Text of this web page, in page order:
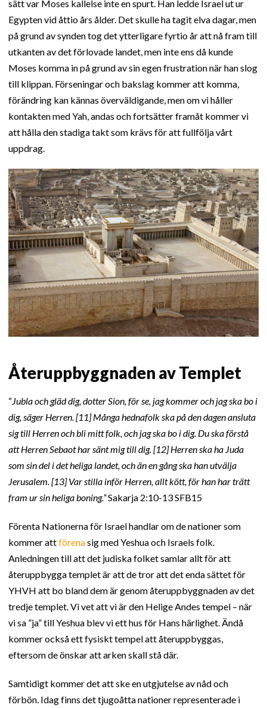
sätt var Moses kallelse inte en spurt. Han ledde Israel ut ur
Egypten vid åttio års ålder. Det skulle ha tagit elva dagar, men
på grund av synden tog det ytterligare fyrtio år att nå fram till
utkanten av det förlovade landet, men inte ens då kunde
Moses komma in på grund av sin egen frustration när han slog
till klippan. Förseningar och bakslag kommer att komma,
förändring kan kännas överväldigande, men om vi håller
kontakten med Yah, andas och fortsätter framåt kommer vi
att hålla den stadiga takt som krävs för att fullfölja vårt
uppdrag.
Återuppbyggnaden av Templet
“Jubla och gläd dig, dotter Sion, för se, jag kommer och jag ska bo i
dig, säger Herren. [11] Många hednafolk ska på den dagen ansluta
sig till Herren och bli mitt folk, och jag ska bo i dig. Du ska förstå
att Herren Sebaot har sänt mig till dig. [12] Herren ska ha Juda
som sin del i det heliga landet, och än en gång ska han utvälja
Jerusalem. [13] Var stilla inför Herren, allt kött, för han har trätt
fram ur sin heliga boning.”Sakarja 2:10-13 SFB15
Förenta Nationerna för Israel handlar om de nationer som
kommer attförenasig med Yeshua och Israels folk.
Anledningen till att det judiska folket samlar allt för att
återuppbygga templet är att de tror att det enda sättet för
YHVH att bo bland dem är genom återuppbyggnaden av det
tredje templet. Vi vet att vi är den Helige Andes tempel – när
vi sa ”ja” till Yeshua blev vi ett hus för Hans härlighet. Ändå
kommer också ett fysiskt tempel att återuppbyggas,
eftersom de önskar att arken skall stå där.
Samtidigt kommer det att ske en utgjutelse av nåd och
förbön. Idag finns det tjugoåtta nationer representerade i